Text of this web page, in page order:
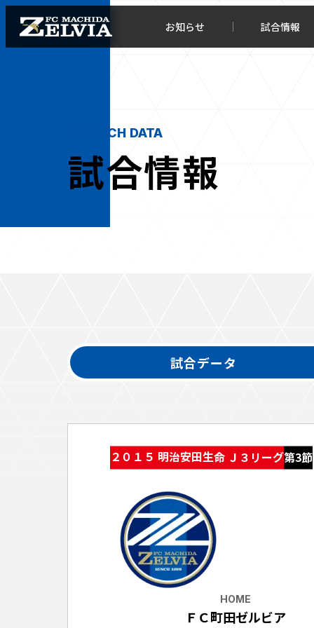
お知らせ 試合情報
ファンクラブ
グッズ
チケット
チケッ
MATCH DATA
試合情報
試合データ
２０１５ 明治安田生命 Ｊ３リーグ第3節
HOME
ＦＣ町田ゼルビア